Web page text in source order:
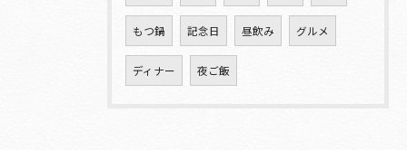
もつ鍋 記念日 昼飲み グルメ
ディナー 夜ご飯